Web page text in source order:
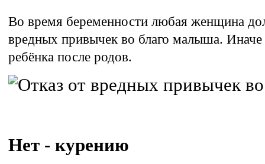
Во время беременности любая женщина
вредных привычек во благо малыша. Иначе
ребёнка после родов.
Нет - курению